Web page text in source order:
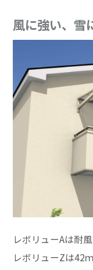
風に強い、
レボリューAは耐
レボリューZは42